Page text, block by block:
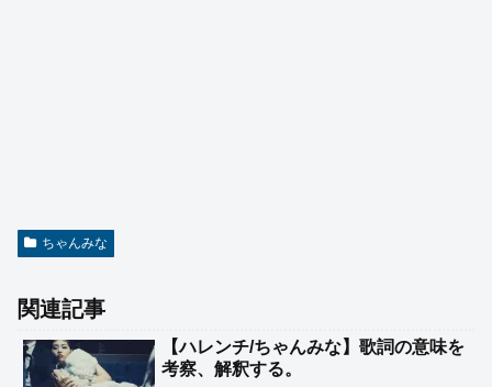
ちゃんみな
関連記事
【ハレンチ/ちゃんみな】歌詞の意味を
考察、解釈する。